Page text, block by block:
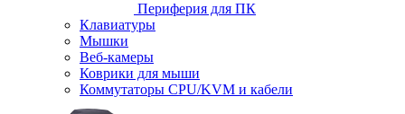
Периферия для ПК
Клавиатуры
Мышки
Веб-камеры
Коврики для мыши
Коммутаторы CPU/KVM и кабели